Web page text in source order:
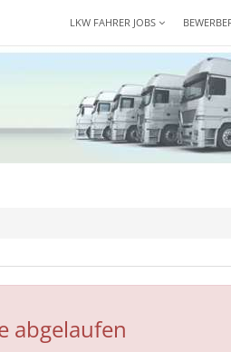
LKW FAHRER JOBS
abgelaufen